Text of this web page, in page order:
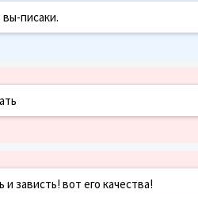
писаки.
зависть! вот его качества!